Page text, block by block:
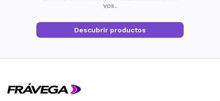
vos.
Descubrir productos